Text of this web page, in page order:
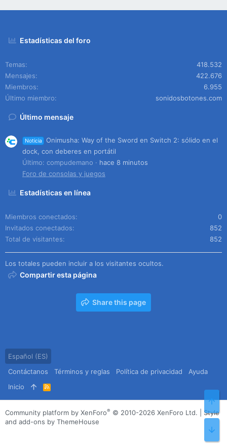
Estadísticas del foro
Temas
418.532
Mensajes
422.676
Miembros
6.955
Último miembro
sonidosbotones.com
Último mensaje
Noticia
Onimusha: Way of the Sword en Switch 2: sólido en el
dock, con deberes en portátil
Último: compudemano
hace 8 minutos
Foro de consolas y juegos
Estadísticas en línea
Miembros conectados
0
Invitados conectados
852
Total de visitantes
852
Los totales pueden incluir a los visitantes ocultos.
Compartir esta página
Share this page
Español (ES)
Contáctanos
Términos y reglas Política de privacidad
Ayuda
Inicio
R
S
S
Community platform by XenForo® © 2010-2026 XenForo Ltd.
Style
and add-ons by ThemeHouse